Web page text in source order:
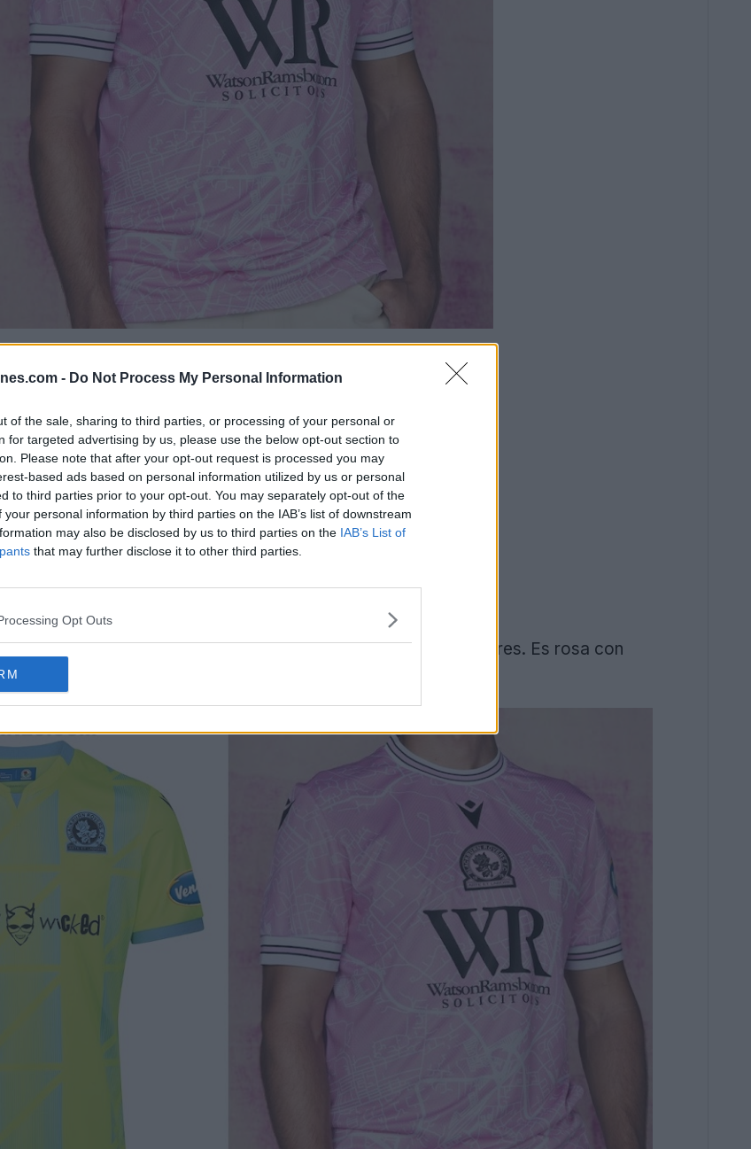
- Do Not Process My Personal Information
of the sale, sharing to third parties, or processing of your personal or
for targeted advertising by us, please use the below opt-out section to
Please note that after your opt-out request is processed you may
based ads based on personal information utilized by us or personal
to third parties prior to your opt-out. You may separately opt-out of the
personal information by third parties on the IAB’s list of downstream
may also be disclosed by us to third parties on the IAB’s List of
that may further disclose it to other third parties.
Opt Outs
Blackburn Rovers 24-25tiene una nueva combinación de colores. Es rosa con